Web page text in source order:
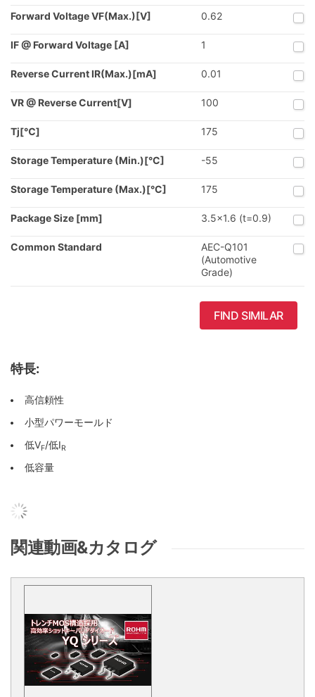
Forward Voltage VF(Max.)[V] 0.62
IF @ Forward Voltage [A] 1
Reverse Current IR(Max.)[mA] 0.01
VR @ Reverse Current[V] 100
Tj[℃] 175
Storage Temperature (Min.)[°C] -55
Storage Temperature (Max.)[°C] 175
Package Size [mm] 3.5x1.6 (t=0.9)
Common Standard
AEC-Q101
(Automotive
Grade)
FIND SIMILAR
特長:
高信頼性
小型パワーモールド
低VF/低IR
低容量
関連動画&カタログ